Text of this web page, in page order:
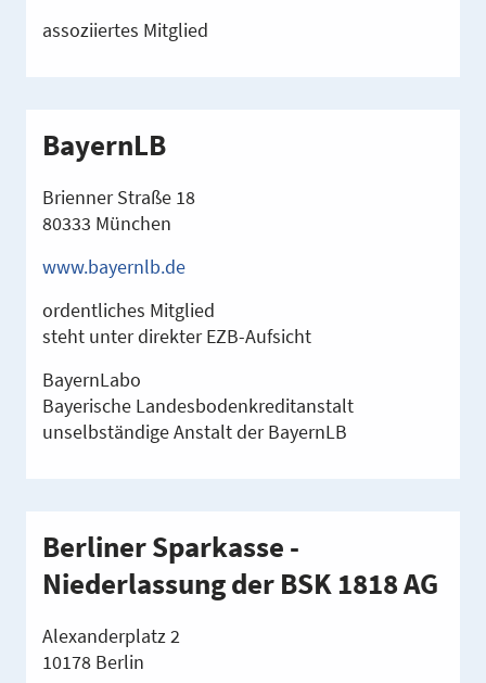
assoziiertes Mitglied
BayernLB
Brienner Straße 18
80333 München
www.bayernlb.de
ordentliches Mitglied
steht unter direkter EZB-Aufsicht
BayernLabo
Bayerische Landesbodenkreditanstalt
unselbständige Anstalt der BayernLB
Berliner Sparkasse -
Niederlassung der BSK 1818 AG
Alexanderplatz 2
10178 Berlin